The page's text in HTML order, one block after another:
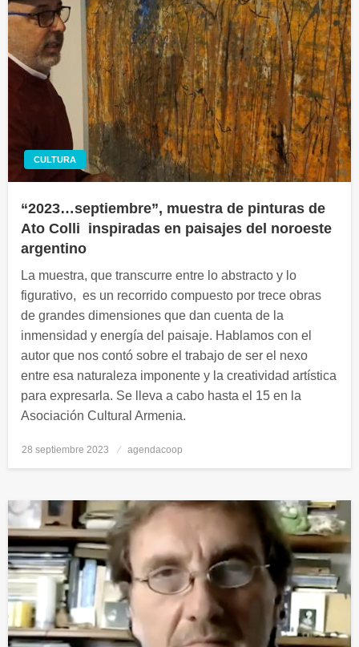
CULTURA
“2023…septiembre”, muestra de pinturas de
Ato Colli inspiradas en paisajes del noroeste
argentino
La muestra, que transcurre entre lo abstracto y lo
figurativo, es un recorrido compuesto por trece obras
de grandes dimensiones que dan cuenta de la
inmensidad y energía del paisaje. Hablamos con el
autor que nos contó sobre el trabajo de ser el nexo
entre esa naturaleza imponente y la creatividad artística
para expresarla. Se lleva a cabo hasta el 15 en la
Asociación Cultural Armenia.
Publicado
28 septiembre 2023 agendacoop